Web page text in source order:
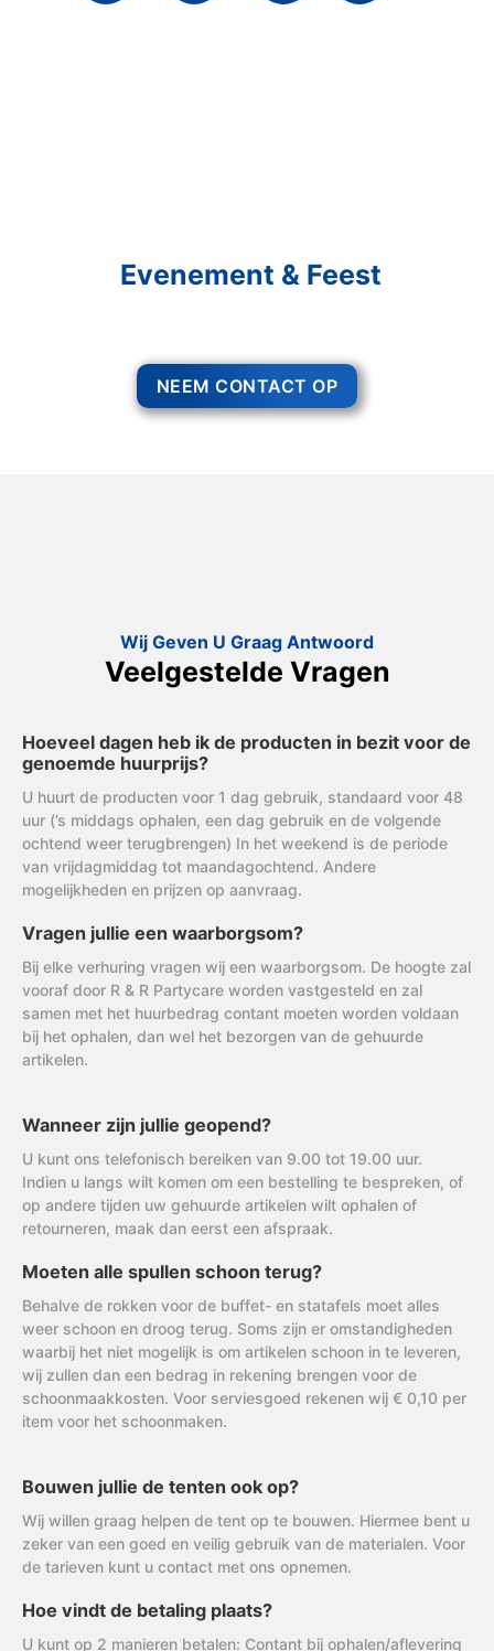
Evenement & Feest
NEEM CONTACT OP
Wij Geven U Graag Antwoord
Veelgestelde Vragen
Hoeveel dagen heb ik de producten in bezit voor de
genoemde huurprijs?
U huurt de producten voor 1 dag gebruik, standaard voor 48
uur (’s middags ophalen, een dag gebruik en de volgende
ochtend weer terugbrengen) In het weekend is de periode
van vrijdagmiddag tot maandagochtend. Andere
mogelijkheden en prijzen op aanvraag.
Vragen jullie een waarborgsom?
Bij elke verhuring vragen wij een waarborgsom. De hoogte zal
vooraf door R & R Partycare worden vastgesteld en zal
samen met het huurbedrag contant moeten worden voldaan
bij het ophalen, dan wel het bezorgen van de gehuurde
artikelen.
Wanneer zijn jullie geopend?
U kunt ons telefonisch bereiken van 9.00 tot 19.00 uur.
Indien u langs wilt komen om een bestelling te bespreken, of
op andere tijden uw gehuurde artikelen wilt ophalen of
retourneren, maak dan eerst een afspraak.
Moeten alle spullen schoon terug?
Behalve de rokken voor de buffet- en statafels moet alles
weer schoon en droog terug. Soms zijn er omstandigheden
waarbij het niet mogelijk is om artikelen schoon in te leveren,
wij zullen dan een bedrag in rekening brengen voor de
schoonmaakkosten. Voor serviesgoed rekenen wij € 0,10 per
item voor het schoonmaken.
Bouwen jullie de tenten ook op?
Wij willen graag helpen de tent op te bouwen. Hiermee bent u
zeker van een goed en veilig gebruik van de materialen. Voor
de tarieven kunt u contact met ons opnemen.
Hoe vindt de betaling plaats?
U kunt op 2 manieren betalen: Contant bij ophalen/aflevering